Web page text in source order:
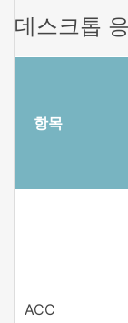
데스크톱
항목
ACC